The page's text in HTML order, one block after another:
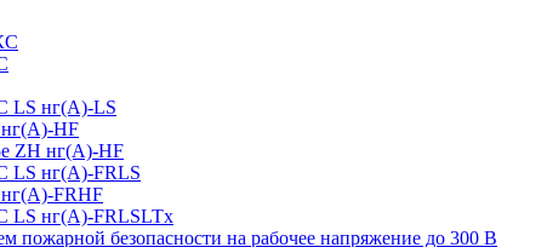
LS нг(A)-LS
HF
ZH нг(A)-HF
LS нг(A)-FRLS
FRHF
LS нг(A)-FRLSLTx
пожарной безопасности на рабочее напряжение до 300 В